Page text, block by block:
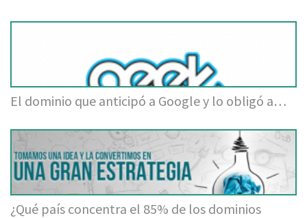
El dominio que anticipó a Google y lo obligó a…
¿Qué país concentra el 85% de los dominios